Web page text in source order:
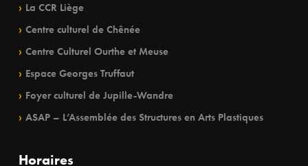
La CCR Liège
Centre culturel de Chênée
Centre Culturel Ourthe et Meuse
Espace Georges Truffaut
Foyer culturel de Jupille-Wandre
ASAP – L’Assemblée des Structures en Arts Plastiques
Horaires